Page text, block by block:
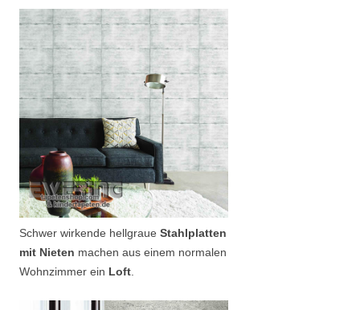
Schwer wirkende hellgraue Stahlplatten
mit Nieten machen aus einem normalen
Wohnzimmer ein Loft.